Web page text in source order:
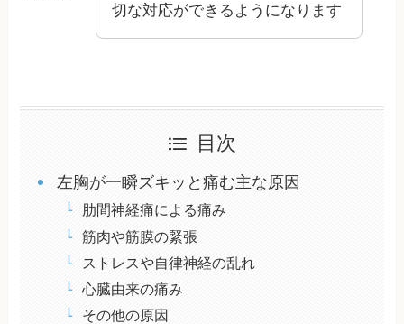
切な対応ができるようになります
目次
左胸が一瞬ズキッと痛む主な原因
肋間神経痛による痛み
筋肉や筋膜の緊張
ストレスや自律神経の乱れ
心臓由来の痛み
その他の原因